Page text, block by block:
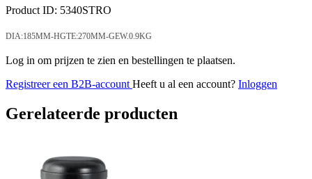
Product ID: 5340STRO
DIA:185MM-HGTE:270MM-GEW.0.9KG
Log in om prijzen te zien en bestellingen te plaatsen.
Registreer een B2B-account Heeft u al een account? Inloggen
Gerelateerde producten